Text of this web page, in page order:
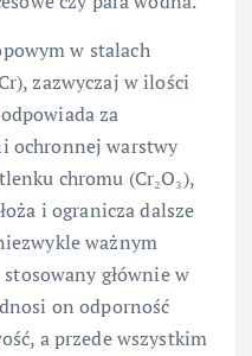
w stalach
zazwyczaj w ilości
za
ochronnej warstwy
chromu (Cr₂O₃),
i ogranicza dalsze
ważnym
głównie w
on odporność
a przede wszystkim